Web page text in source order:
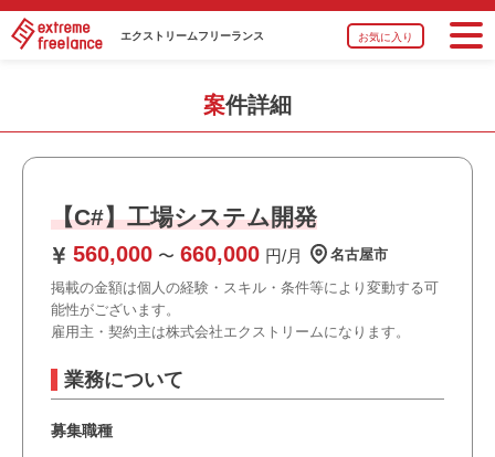
エクストリームフリーランス お気に入り
案件詳細
【C#】工場システム開発
560,000 〜 660,000 円/月
名古屋市
掲載の金額は個人の経験・スキル・条件等により変動する可
能性がございます。
雇用主・契約主は株式会社エクストリームになります。
業務について
募集職種